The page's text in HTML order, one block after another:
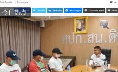
今日热点